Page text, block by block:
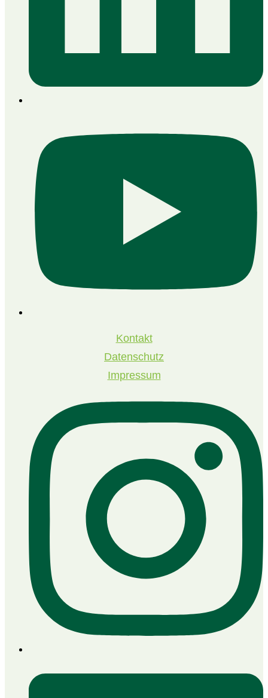
Kontakt
Datenschutz
Impressum